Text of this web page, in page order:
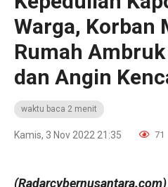
Warga, Korban
Rumah
dan Angin
waktu baca 2 menit
Kamis, 3 Nov 2022 21:35 71
(Radarcybernusantara.com)